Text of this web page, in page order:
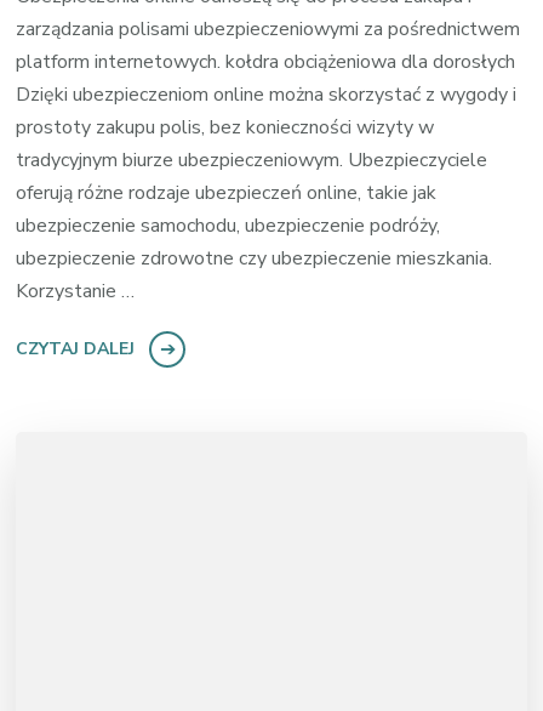
zarządzania polisami ubezpieczeniowymi za pośrednictwem
platform internetowych. kołdra obciążeniowa dla dorosłych
Dzięki ubezpieczeniom online można skorzystać z wygody i
prostoty zakupu polis, bez konieczności wizyty w
tradycyjnym biurze ubezpieczeniowym. Ubezpieczyciele
oferują różne rodzaje ubezpieczeń online, takie jak
ubezpieczenie samochodu, ubezpieczenie podróży,
ubezpieczenie zdrowotne czy ubezpieczenie mieszkania.
Korzystanie …
CZYTAJ DALEJ